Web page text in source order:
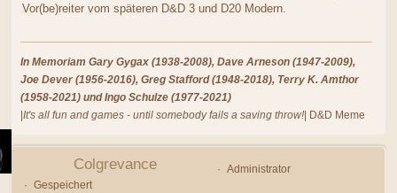
Vor(be)reiter vom späteren D&D 3 und D20 Modern.
In Memoriam Gary Gygax (1938-2008), Dave Arneson (1947-2009),
Joe Dever (1956-2016), Greg Stafford (1948-2018), Terry K. Amthor
(1958-2021) und Ingo Schulze (1977-2021)
It's all fun and games - until somebody fails a saving throw! | D&D Meme
Colgrevance
Administrator
Gespeichert